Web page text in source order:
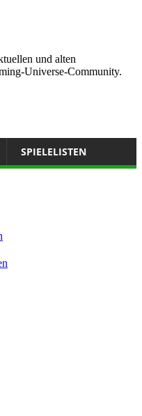
und alten
Universe-Community.
SPIELELISTEN